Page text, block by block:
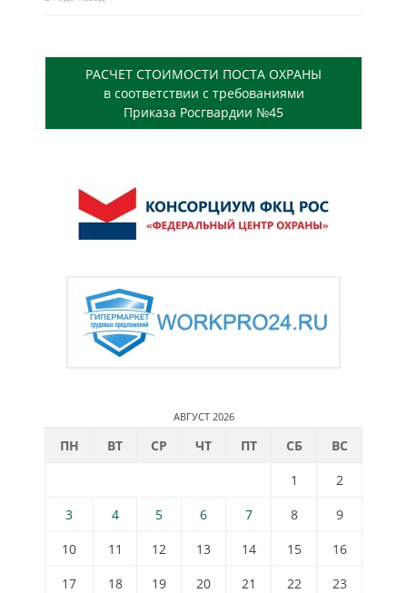
РАСЧЕТ СТОИМОСТИ ПОСТА ОХРАНЫ
в соответствии с требованиями
Приказа Росгвардии №45
АВГУСТ 2026
ПН ВТ СР ЧТ ПТ СБ
ВС
1
2
3
4 5 6 7 8
9
10
11 12 13 14 15
16
17
18 19 20 21 22
23